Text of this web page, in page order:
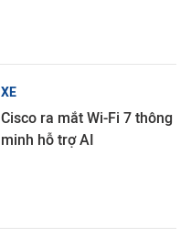
XE
Cisco ra mắt Wi-Fi 7 thông
minh hỗ trợ AI